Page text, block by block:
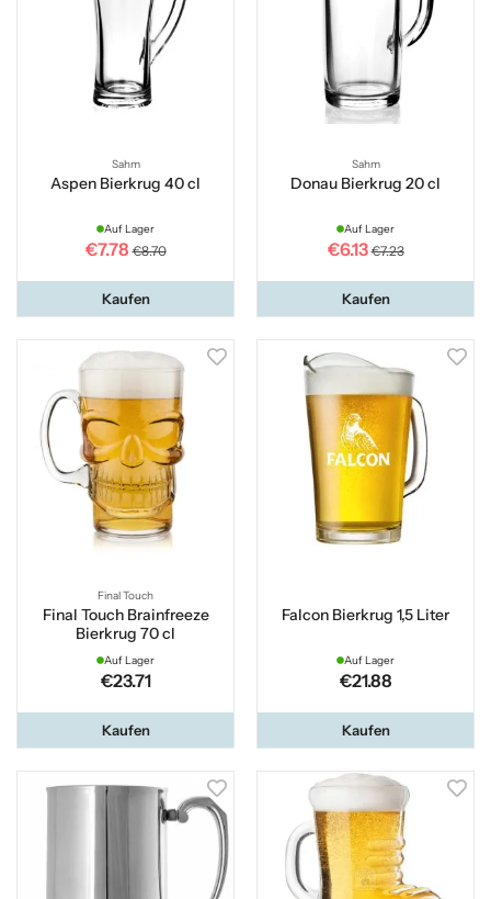
Sahm
Aspen Bierkrug 40 cl
Auf Lager
€7.78 €8.70
Kaufen
Sahm
Donau Bierkrug 20 cl
Auf Lager
€6.13 €7.23
Kaufen
Final Touch
Final Touch Brainfreeze
Bierkrug 70 cl
Auf Lager
€23.71
Kaufen
Falcon Bierkrug 1,5 Liter
Auf Lager
€21.88
Kaufen